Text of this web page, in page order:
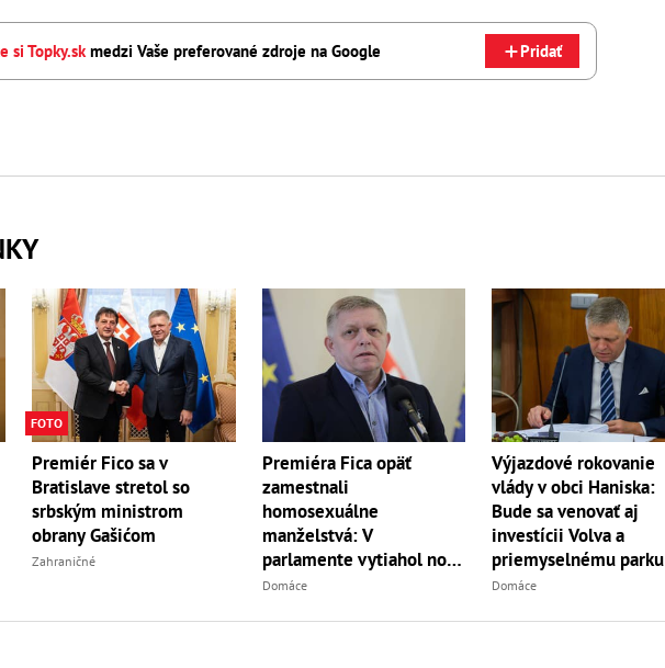
si Topky.skmedzi Vaše preferované zdroje na Google Pridať
FOTO
Premiér Fico sa v
Bratislave stretol so
srbským ministrom
obrany Gašićom
Zahraničné
Premiéra Fica opäť
zamestnali
homosexuálne
manželstvá: V
parlamente vytiahol nové
pravidlá
Domáce
Výjazdové rokovanie
vlády v obci Haniska:
Bude sa venovať aj
investícii Volva a
priemyselnému parku
Domáce